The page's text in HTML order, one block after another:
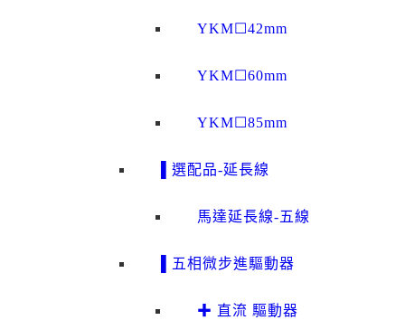
YKM☐42mm
YKM☐60mm
YKM☐85mm
▌選配品-延長線
馬達延長線-五線
▌五相微步進驅動器
✚ 直流 驅動器